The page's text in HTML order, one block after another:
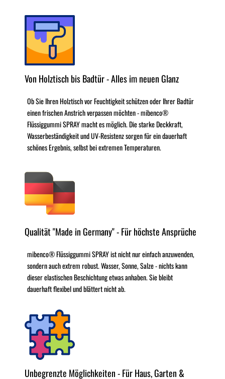
Von Holztisch bis Badtür - Alles im neuen Glanz
Ob Sie Ihren Holztisch vor Feuchtigkeit schützen oder Ihrer Badtür
einen frischen Anstrich verpassen möchten - mibenco®
Flüssiggummi SPRAY macht es möglich. Die starke Deckkraft,
Wasserbeständigkeit und UV-Resistenz sorgen für ein dauerhaft
schönes Ergebnis, selbst bei extremen Temperaturen.
Qualität "Made in Germany" - Für höchste Ansprüche
mibenco® Flüssiggummi SPRAY ist nicht nur einfach anzuwenden,
sondern auch extrem robust. Wasser, Sonne, Salze - nichts kann
dieser elastischen Beschichtung etwas anhaben. Sie bleibt
dauerhaft flexibel und blättert nicht ab.
Unbegrenzte Möglichkeiten - Für Haus, Garten &